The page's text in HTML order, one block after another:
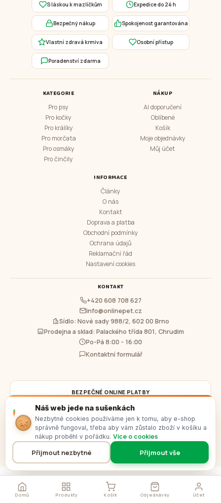
S láskou k mazlíčkům Expedice do 24 h
Bezpečný nákup Spokojenost garantována
Vlastní zdravá krmiva Osobní přístup
Poradenství zdarma
KATEGORIE
Pro psy
Pro kočky
Pro králíky
Pro morčata
Pro osmáky
Pro činčily
NÁKUP
AI doporučení
Oblíbené
Košík
Moje objednávky
Můj účet
INFORMACE
Články
O nás
Kontakt
Doprava a platba
Obchodní podmínky
Ochrana údajů
Reklamační řád
Nastavení cookies
KONTAKT
+420 608 708 627
info@onlinepet.cz
Sídlo: Nové sady 988/2, 602 00 Brno
Prodejna a sklad: Palackého třída 801, Chrudim
Po-Pá 8:00 - 16:00
Kontaktní formulář
BEZPEČNÉ ONLINE PLATBY
Platby kartou a platebními tlačítky bank zajišťuje
s.r.o.Podrobnosti najdete v sekciDoprava a platba.
© 2026 Onlinepet s.r.o. · IČO 29698847
Vytvořeno naEshopland.cz
Náš web jede na sušenkách
Nezbytné cookies používáme jen k tomu, aby e-shop
správně fungoval, třeba aby vám zůstalo zboží v košíku a
nákup proběhl v pořádku. Více o cookies
Přijmout nezbytné Přijmout vše
Domů Produkty Košík Objednávky Účet